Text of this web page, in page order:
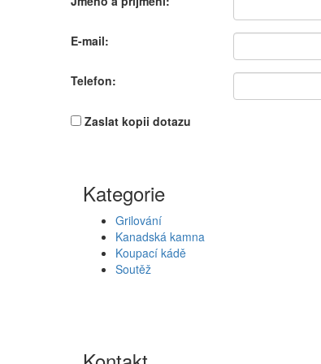
E-mail:
Telefon:
Zaslat kopii dotazu
Kategorie
Grilování
Kanadská kamna
Koupací kádě
Soutěž